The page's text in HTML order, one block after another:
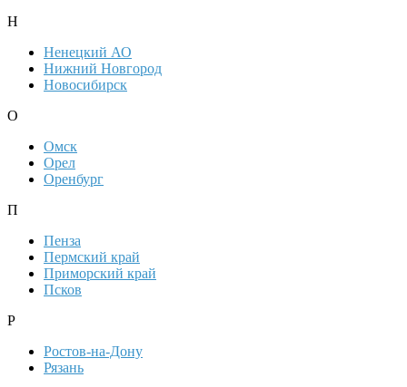
Н
Ненецкий АО
Нижний Новгород
Новосибирск
О
Омск
Орел
Оренбург
П
Пенза
Пермский край
Приморский край
Псков
Р
Ростов-на-Дону
Рязань